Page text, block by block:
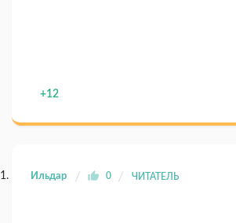
+12
Ильдар 0 ЧИТАТЕЛЬ